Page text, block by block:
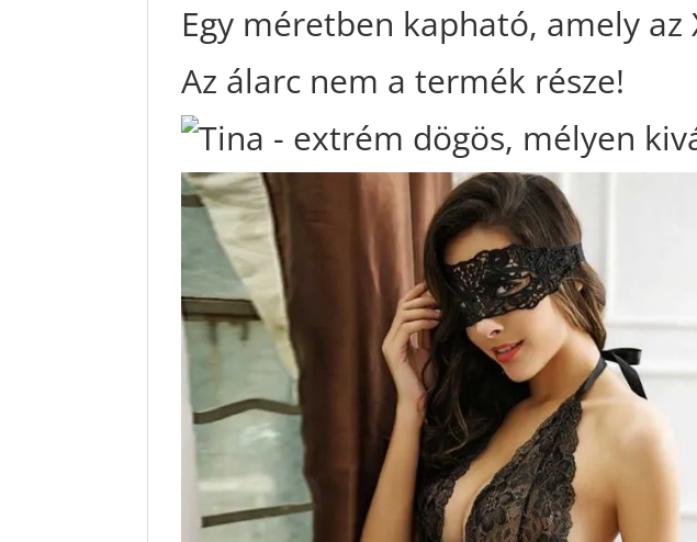
Egy méretben kapható, amely az
Az álarc nem a termék része!